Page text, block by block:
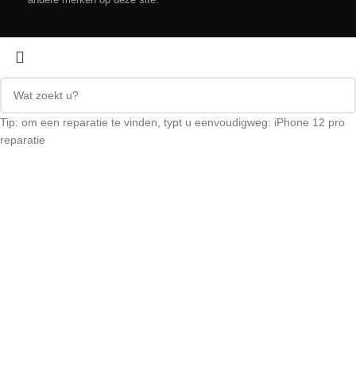
Tip: om een ​​reparatie te vinden, typt u eenvoudigweg: iPhone 12 pro
reparatie